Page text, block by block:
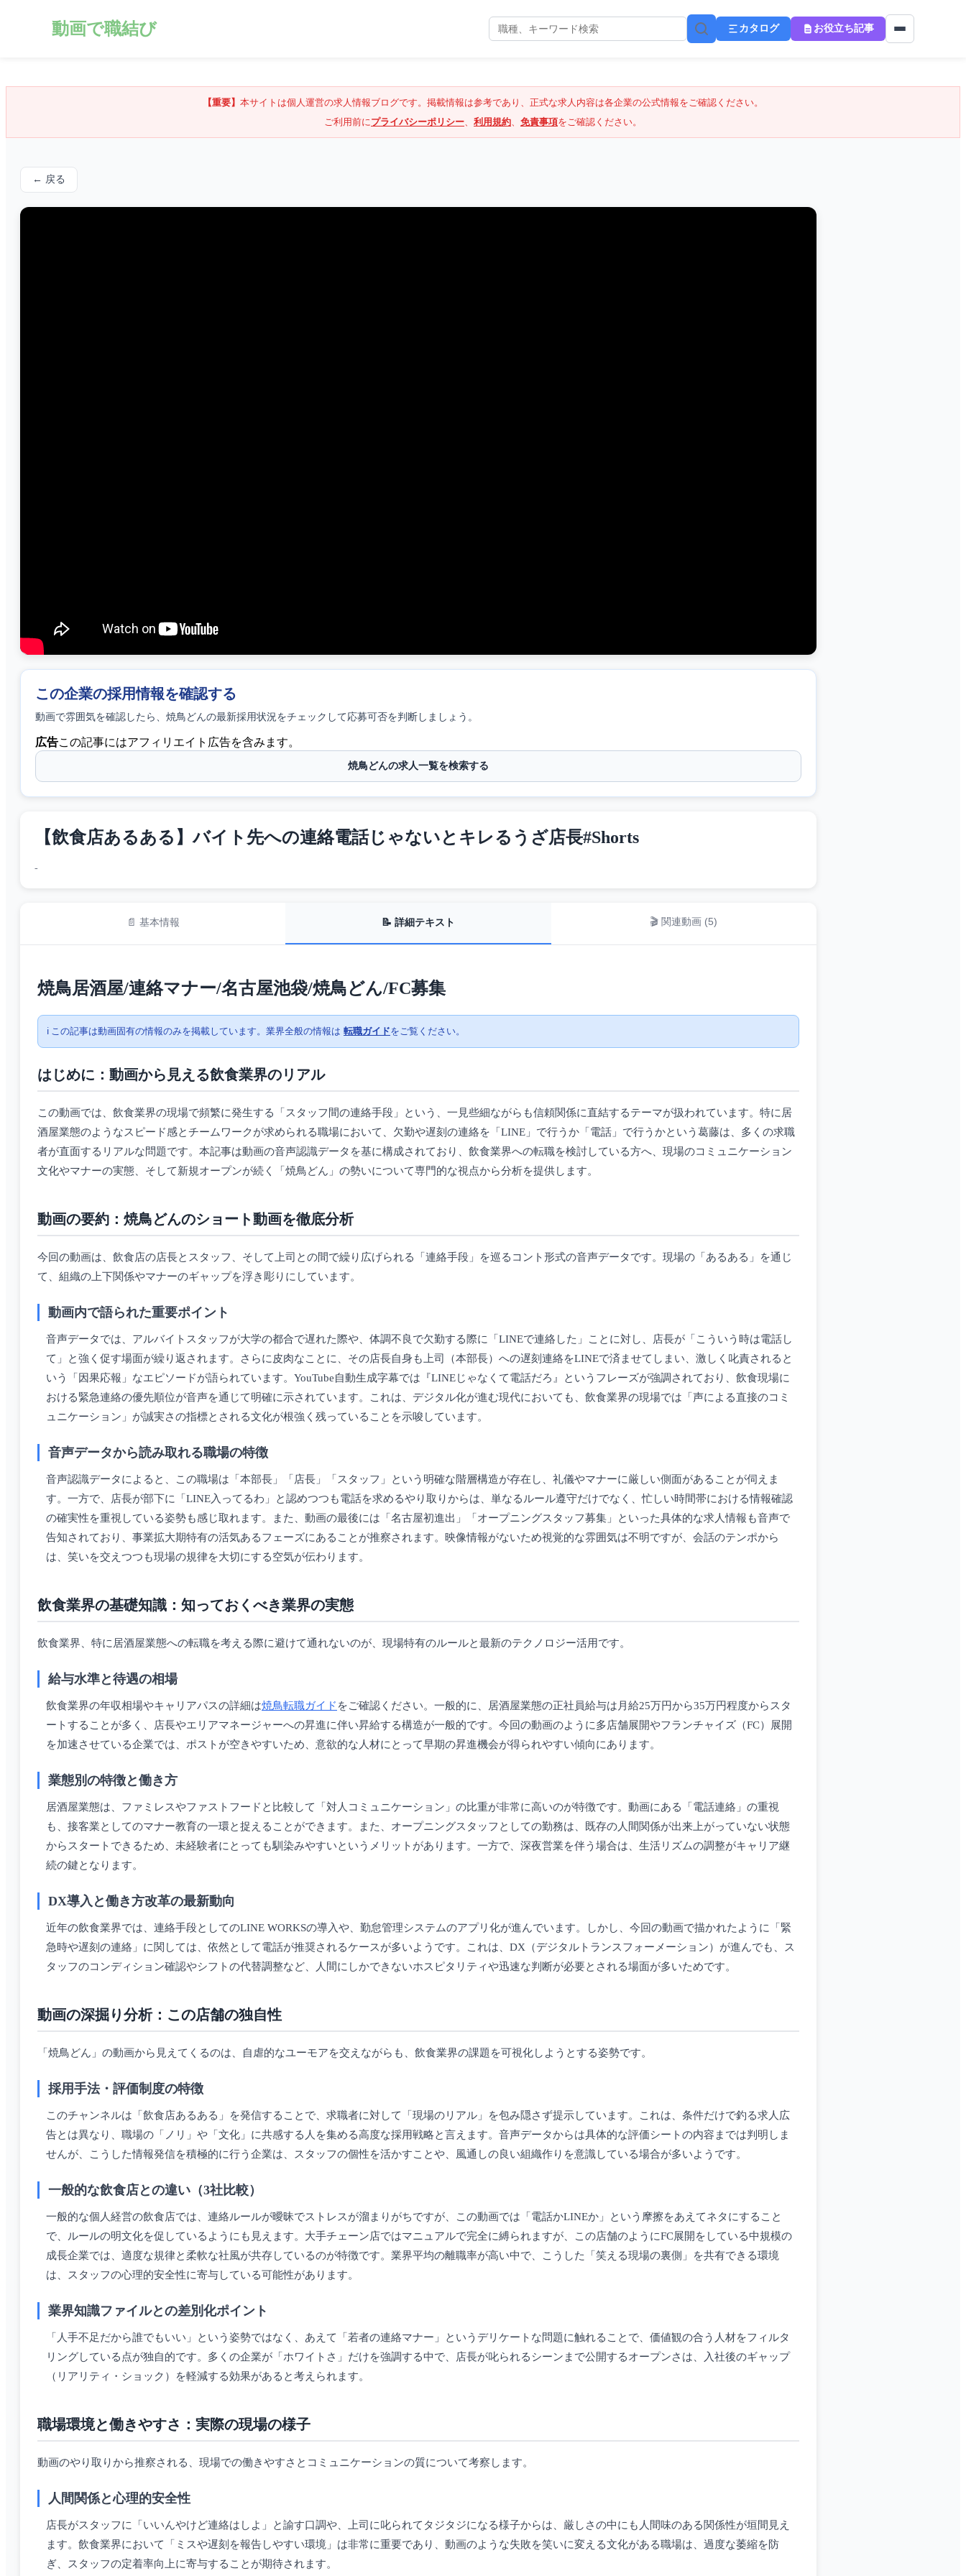
動画で職結び カタログ お役立ち記事
【重要】 本サイトは個人運営の求人情報ブログです。掲載情報は参考であり、正式な求人内容は各企業の公式情報をご確認ください。
ご利用前にプライバシーポリシー、 利用規約、 免責事項をご確認ください。
← 戻る
この企業の採用情報を確認する
動画で雰囲気を確認したら、 焼鳥どんの最新採用状況をチェックして応募可否を判断しましょう。
広告この記事にはアフィリエイト広告を含みます。
焼鳥どんの求人一覧を検索する
【飲食店あるある】バイト先への連絡電話じゃないとキレるうざ店長#Shorts
-
📄 基本情報 📝 詳細テキスト 🎬 関連動画 (5)
焼鳥居酒屋/連絡マナー/名古屋池袋/焼鳥どん/FC募集
ℹ️ この記事は動画固有の情報のみを掲載しています。業界全般の情報は 転職ガイドをご覧ください。
はじめに：動画から見える飲食業界のリアル
この動画では、飲食業界の現場で頻繁に発生する「スタッフ間の連絡手段」という、一見些細ながらも信頼関係に直結するテーマが扱われています。特に居
酒屋業態のようなスピード感とチームワークが求められる職場において、欠勤や遅刻の連絡を「LINE」で行うか「電話」で行うかという葛藤は、多くの求職
者が直面するリアルな問題です。本記事は動画の音声認識データを基に構成されており、飲食業界への転職を検討している方へ、現場のコミュニケーション
文化やマナーの実態、そして新規オープンが続く「焼鳥どん」の勢いについて専門的な視点から分析を提供します。
動画の要約：焼鳥どんのショート動画を徹底分析
今回の動画は、飲食店の店長とスタッフ、そして上司との間で繰り広げられる「連絡手段」を巡るコント形式の音声データです。現場の「あるある」を通じ
て、組織の上下関係やマナーのギャップを浮き彫りにしています。
動画内で語られた重要ポイント
音声データでは、アルバイトスタッフが大学の都合で遅れた際や、体調不良で欠勤する際に「LINEで連絡した」ことに対し、店長が「こういう時は電話し
て」と強く促す場面が繰り返されます。さらに皮肉なことに、その店長自身も上司（本部長）への遅刻連絡をLINEで済ませてしまい、激しく叱責されると
いう「因果応報」なエピソードが語られています。YouTube自動生成字幕では『LINEじゃなくて電話だろ』というフレーズが強調されており、飲食現場に
おける緊急連絡の優先順位が音声を通じて明確に示されています。これは、デジタル化が進む現代においても、飲食業界の現場では「声による直接のコミ
ュニケーション」が誠実さの指標とされる文化が根強く残っていることを示唆しています。
音声データから読み取れる職場の特徴
音声認識データによると、この職場は「本部長」「店長」「スタッフ」という明確な階層構造が存在し、礼儀やマナーに厳しい側面があることが伺えま
す。一方で、店長が部下に「LINE入ってるわ」と認めつつも電話を求めるやり取りからは、単なるルール遵守だけでなく、忙しい時間帯における情報確認
の確実性を重視している姿勢も感じ取れます。また、動画の最後には「名古屋初進出」「オープニングスタッフ募集」といった具体的な求人情報も音声で
告知されており、事業拡大期特有の活気あるフェーズにあることが推察されます。映像情報がないため視覚的な雰囲気は不明ですが、会話のテンポから
は、笑いを交えつつも現場の規律を大切にする空気が伝わります。
飲食業界の基礎知識：知っておくべき業界の実態
飲食業界、特に居酒屋業態への転職を考える際に避けて通れないのが、現場特有のルールと最新のテクノロジー活用です。
給与水準と待遇の相場
飲食業界の年収相場やキャリアパスの詳細は焼鳥転職ガイド をご確認ください。一般的に、居酒屋業態の正社員給与は月給25万円から35万円程度からスタ
ートすることが多く、店長やエリアマネージャーへの昇進に伴い昇給する構造が一般的です。今回の動画のように多店舗展開やフランチャイズ（FC）展開
を加速させている企業では、ポストが空きやすいため、意欲的な人材にとって早期の昇進機会が得られやすい傾向にあります。
業態別の特徴と働き方
居酒屋業態は、ファミレスやファストフードと比較して「対人コミュニケーション」の比重が非常に高いのが特徴です。動画にある「電話連絡」の重視
も、接客業としてのマナー教育の一環と捉えることができます。また、オープニングスタッフとしての勤務は、既存の人間関係が出来上がっていない状態
からスタートできるため、未経験者にとっても馴染みやすいというメリットがあります。一方で、深夜営業を伴う場合は、生活リズムの調整がキャリア継
続の鍵となります。
DX導入と働き方改革の最新動向
近年の飲食業界では、連絡手段としてのLINE WORKSの導入や、勤怠管理システムのアプリ化が進んでいます。しかし、今回の動画で描かれたように「緊
急時や遅刻の連絡」に関しては、依然として電話が推奨されるケースが多いようです。これは、DX（デジタルトランスフォーメーション）が進んでも、ス
タッフのコンディション確認やシフトの代替調整など、人間にしかできないホスピタリティや迅速な判断が必要とされる場面が多いためです。
動画の深掘り分析：この店舗の独自性
「焼鳥どん」の動画から見えてくるのは、自虐的なユーモアを交えながらも、飲食業界の課題を可視化しようとする姿勢です。
採用手法・評価制度の特徴
このチャンネルは「飲食店あるある」を発信することで、求職者に対して「現場のリアル」を包み隠さず提示しています。これは、条件だけで釣る求人広
告とは異なり、職場の「ノリ」や「文化」に共感する人を集める高度な採用戦略と言えます。音声データからは具体的な評価シートの内容までは判明しま
せんが、こうした情報発信を積極的に行う企業は、スタッフの個性を活かすことや、風通しの良い組織作りを意識している場合が多いようです。
一般的な飲食店との違い（3社比較）
一般的な個人経営の飲食店では、連絡ルールが曖昧でストレスが溜まりがちですが、この動画では「電話かLINEか」という摩擦をあえてネタにすること
で、ルールの明文化を促しているようにも見えます。大手チェーン店ではマニュアルで完全に縛られますが、この店舗のようにFC展開をしている中規模の
成長企業では、適度な規律と柔軟な社風が共存しているのが特徴です。業界平均の離職率が高い中で、こうした「笑える現場の裏側」を共有できる環境
は、スタッフの心理的安全性に寄与している可能性があります。
業界知識ファイルとの差別化ポイント
「人手不足だから誰でもいい」という姿勢ではなく、あえて「若者の連絡マナー」というデリケートな問題に触れることで、価値観の合う人材をフィルタ
リングしている点が独自的です。多くの企業が「ホワイトさ」だけを強調する中で、店長が叱られるシーンまで公開するオープンさは、入社後のギャップ
（リアリティ・ショック）を軽減する効果があると考えられます。
職場環境と働きやすさ：実際の現場の様子
動画のやり取りから推察される、現場での働きやすさとコミュニケーションの質について考察します。
人間関係と心理的安全性
店長がスタッフに「いいんやけど連絡はしよ」と諭す口調や、上司に叱られてタジタジになる様子からは、厳しさの中にも人間味のある関係性が垣間見え
ます。飲食業界において「ミスや遅刻を報告しやすい環境」は非常に重要であり、動画のような失敗を笑いに変える文化がある職場は、過度な萎縮を防
ぎ、スタッフの定着率向上に寄与することが期待されます。